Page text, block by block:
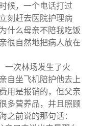
候，一个电话打过
刻赶去医院护理病
什么母亲不陪我吃饭
很自然地把病人放在
一次林场发生了火
自坐飞机陪护他去上
用是报销的，但父亲
多营养品，并且照顾
之前说的那句话：